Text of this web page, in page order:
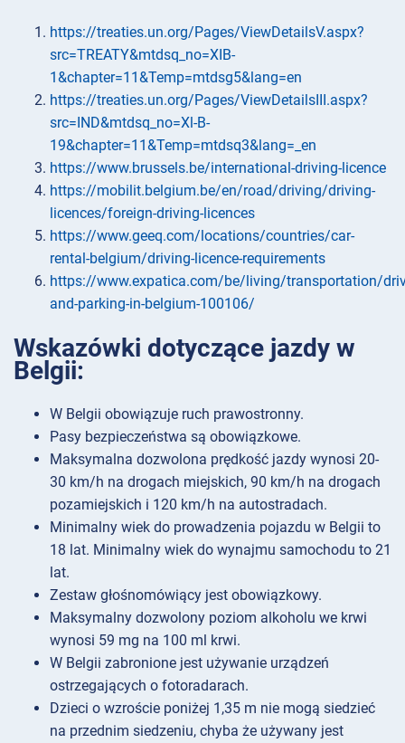
https://treaties.un.org/Pages/ViewDetailsV.aspx?
src=TREATY&mtdsq_no=XIB-
1&chapter=11&Temp=mtdsg5&lang=en
https://treaties.un.org/Pages/ViewDetailsIII.aspx?
src=IND&mtdsq_no=Xl-B-
19&chapter=11&Temp=mtdsq3&lang=_en
https://www.brussels.be/international-driving-licence
https://mobilit.belgium.be/en/road/driving/driving-
licences/foreign-driving-licences
https://www.geeq.com/locations/countries/car-
rental-belgium/driving-licence-requirements
https://www.expatica.com/be/living/transportation/
and-parking-in-belgium-100106/
Wskazówki dotyczące jazdy w
Belgii:
W Belgii obowiązuje ruch prawostronny.
Pasy bezpieczeństwa są obowiązkowe.
Maksymalna dozwolona prędkość jazdy wynosi 20-
30 km/h na drogach miejskich, 90 km/h na drogach
pozamiejskich i 120 km/h na autostradach.
Minimalny wiek do prowadzenia pojazdu w Belgii to
18 lat. Minimalny wiek do wynajmu samochodu to 21
lat.
Zestaw głośnomówiący jest obowiązkowy.
Maksymalny dozwolony poziom alkoholu we krwi
wynosi 59 mg na 100 ml krwi.
W Belgii zabronione jest używanie urządzeń
ostrzegających o fotoradarach.
Dzieci o wzroście poniżej 1,35 m nie mogą siedzieć
na przednim siedzeniu, chyba że używany jest